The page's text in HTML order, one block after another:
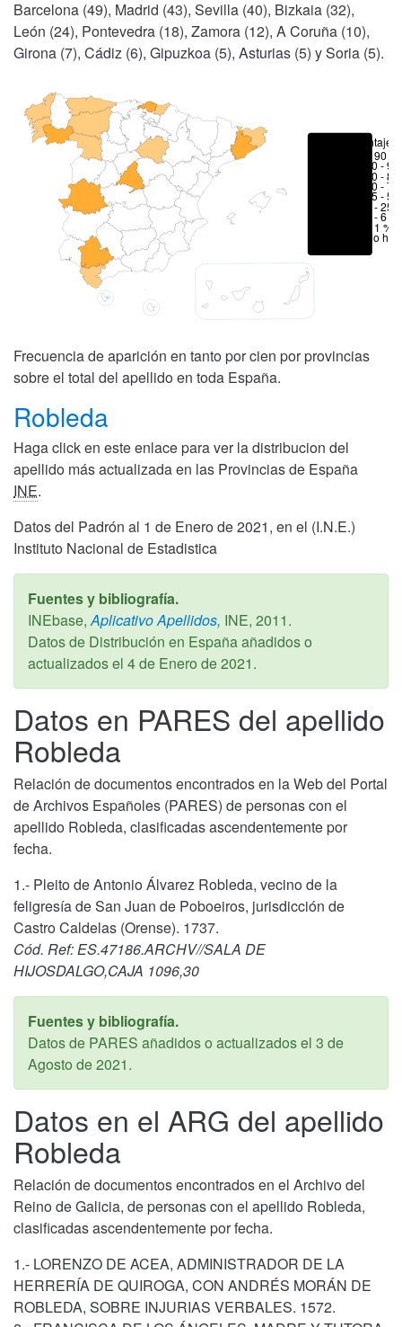
Barcelona (49), Madrid (43), Sevilla (40), Bizkaia (32),
León (24), Pontevedra (18), Zamora (12), A Coruña (10),
Girona (7), Cádiz (6), Gipuzkoa (5), Asturias (5) y Soria (5).
Porcentajes
> 90 %
80 -
70 -
50 -
25 -
6 - 25
1 - 6 %
< 1 %
No hay
Frecuencia de aparición en tanto por cien por provincias
sobre el total del apellido en toda España.
Robleda
Haga click en este enlace para ver la distribucion del
apellido más actualizada en las Provincias de España
INE.
Datos del Padrón al 1 de Enero de 2021, en el (I.N.E.)
Instituto Nacional de Estadistica
Fuentes y bibliografía.
INEbase, Aplicativo Apellidos, INE, 2011.
Datos de Distribución en España añadidos o
actualizados el 4 de Enero de 2021.
Datos en PARES del apellido
Robleda
Relación de documentos encontrados en la Web del Portal
de Archivos Españoles (PARES) de personas con el
apellido Robleda, clasificadas ascendentemente por
fecha.
1.- Pleito de Antonio Álvarez Robleda, vecino de la
feligresía de San Juan de Poboeiros, jurisdicción de
Castro Caldelas (Orense). 1737.
Cód. Ref: ES.47186.ARCHV//SALA DE
HIJOSDALGO,CAJA 1096,30
Fuentes y bibliografía.
Datos de PARES añadidos o actualizados el 3 de
Agosto de 2021.
Datos en el ARG del apellido
Robleda
Relación de documentos encontrados en el Archivo del
Reino de Galicia, de personas con el apellido Robleda,
clasificadas ascendentemente por fecha.
1.- LORENZO DE ACEA, ADMINISTRADOR DE LA
HERRERÍA DE QUIROGA, CON ANDRÉS MORÁN DE
ROBLEDA, SOBRE INJURIAS VERBALES. 1572.